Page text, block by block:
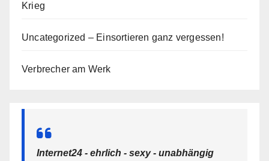
Krieg
Uncategorized – Einsortieren ganz vergessen!
Verbrecher am Werk
Internet24 - ehrlich - sexy - unabhängig